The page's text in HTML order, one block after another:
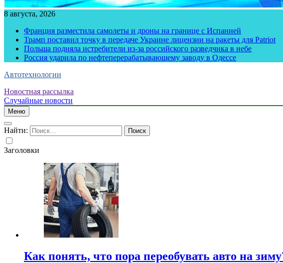
8 августа, 2026
Франция разместила самолеты и дроны на границе с Испанией
Трамп поставил точку в передаче Украине лицензии на ракеты для Patriot
Польша подняла истребители из-за российского разведчика в небе
Россия ударила по нефтеперерабатывающему заводу в Одессе
Автотехнологии
Новостная рассылка
Случайные новости
Меню
Найти:
Заголовки
Как понять, что пора переобувать авто на